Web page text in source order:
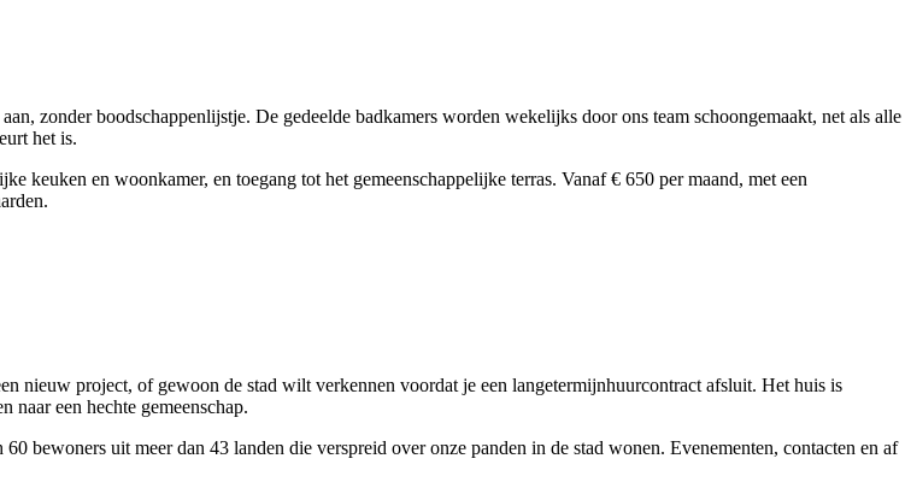
zonder boodschappenlijstje. De gedeelde badkamers worden wekelijks door ons team schoongemaakt, net als alle
het is.
keuken en woonkamer, en toegang tot het gemeenschappelijke terras. Vanaf € 650 per maand, met een
nieuw project, of gewoon de stad wilt verkennen voordat je een langetermijnhuurcontract afsluit. Het huis is
een hechte gemeenschap.
bewoners uit meer dan 43 landen die verspreid over onze panden in de stad wonen. Evenementen, contacten en af